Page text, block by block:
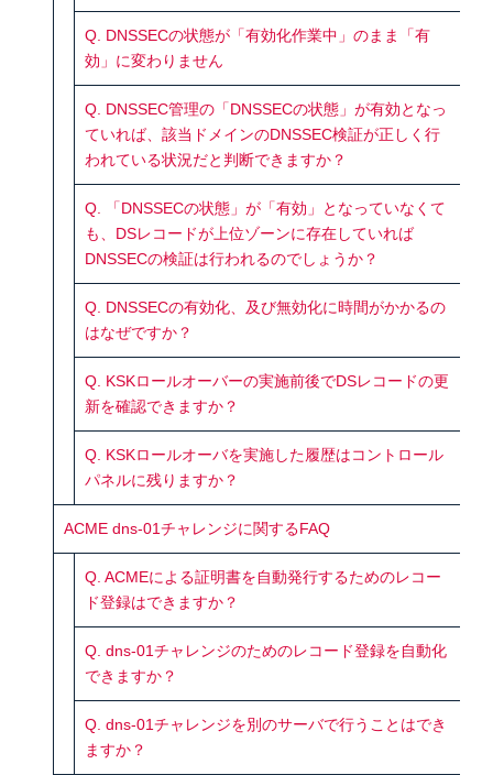
Q. DNSSECの状態が「有効化作業中」のまま「有
効」に変わりません
Q. DNSSEC管理の「DNSSECの状態」が有効となっ
ていれば、該当ドメインのDNSSEC検証が正しく行
われている状況だと判断できますか？
Q. 「DNSSECの状態」が「有効」となっていなくて
も、DSレコードが上位ゾーンに存在していれば
DNSSECの検証は行われるのでしょうか？
Q. DNSSECの有効化、及び無効化に時間がかかるの
はなぜですか？
Q. KSKロールオーバーの実施前後でDSレコードの更
新を確認できますか？
Q. KSKロールオーバを実施した履歴はコントロール
パネルに残りますか？
ACME dns-01チャレンジに関するFAQ
Q. ACMEによる証明書を自動発行するためのレコー
ド登録はできますか？
Q. dns-01チャレンジのためのレコード登録を自動化
できますか？
Q. dns-01チャレンジを別のサーバで行うことはでき
ますか？